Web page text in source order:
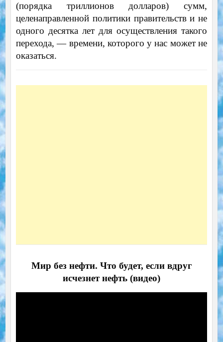
(порядка триллионов долларов) сумм,
целенаправленной политики правительств и не
одного десятка лет для осуществления такого
перехода, — времени, которого у нас может не
оказаться.
Мир без нефти. Что будет, если вдруг
исчезнет нефть (видео)